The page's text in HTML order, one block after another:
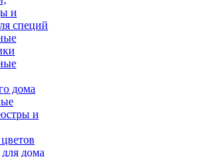
и
специй
дома
и
дома